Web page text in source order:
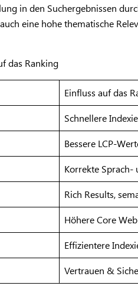
in den Suchergebnissen
eine hohe thematische
das Ranking
Einfluss auf das
Schnellere
Bessere LCP-
Korrekte Sprach-
Rich Results,
Höhere Core
Effizientere
Vertrauen &